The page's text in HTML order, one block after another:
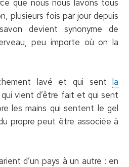
que nous nous lavons tous
plusieurs fois par jour depuis
devient synonyme de
peu importe où on la
lavé et qui sentla
qui vient d’être fait et qui sent
les mains qui sentent le gel
propre peut être associée à
d’un pays à un autre : en